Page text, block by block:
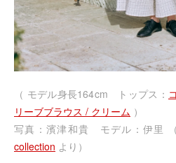
（ モデル身長164cm トップス：
リーブブラウス / クリーム ）
写真：濱津和貴 モデル：伊里 （
collection より）